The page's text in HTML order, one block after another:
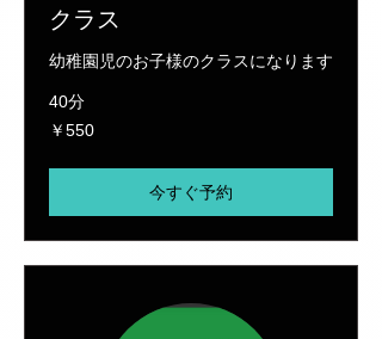
クラス
幼稚園児のお子様のクラスになります
40分
550
円
￥550
今すぐ予約